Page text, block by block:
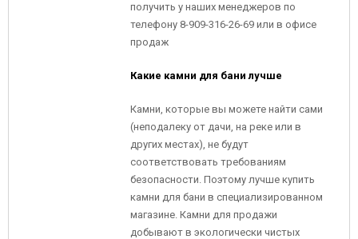
получить у наших менеджеров по
телефону 8-909-316-26-69 или в офисе
продаж
Какие камни для бани лучше
Камни, которые вы можете найти сами
(неподалеку от дачи, на реке или в
других местах), не будут
соответствовать требованиям
безопасности. Поэтому лучше купить
камни для бани в специализированном
магазине. Камни для продажи
добывают в экологически чистых